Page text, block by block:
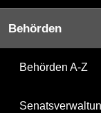
Behörden
Behörden A-Z